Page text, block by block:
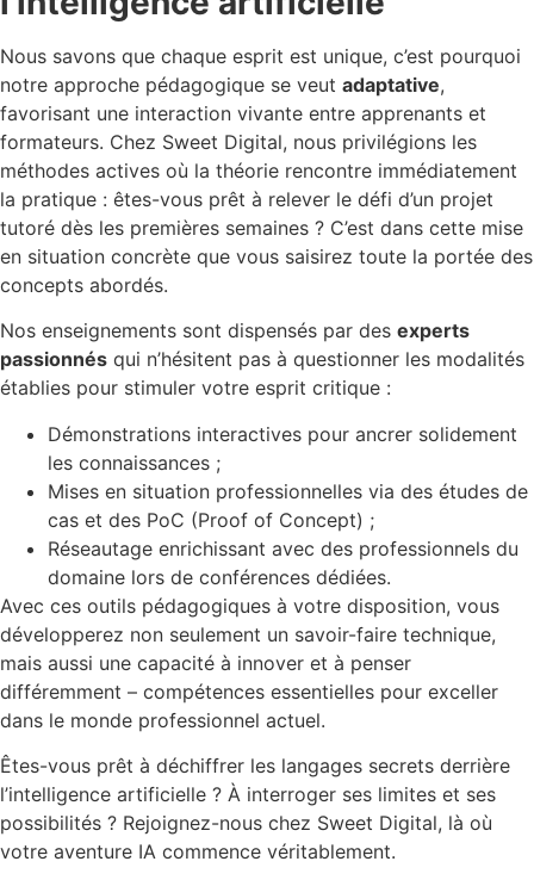
Nous savons que chaque esprit est unique, c’est pourquoi
notre approche pédagogique se veut adaptative,
favorisant une interaction vivante entre apprenants et
formateurs. Chez Sweet Digital, nous privilégions les
méthodes actives où la théorie rencontre immédiatement
la pratique : êtes-vous prêt à relever le défi d’un projet
tutoré dès les premières semaines ? C’est dans cette mise
en situation concrète que vous saisirez toute la portée des
concepts abordés.
Nos enseignements sont dispensés par des experts
passionnés qui n’hésitent pas à questionner les modalités
établies pour stimuler votre esprit critique :
Démonstrations interactives pour ancrer solidement
les connaissances ;
Mises en situation professionnelles via des études de
cas et des PoC (Proof of Concept) ;
Réseautage enrichissant avec des professionnels du
domaine lors de conférences dédiées.
Avec ces outils pédagogiques à votre disposition, vous
développerez non seulement un savoir-faire technique,
mais aussi une capacité à innover et à penser
différemment – compétences essentielles pour exceller
dans le monde professionnel actuel.
Êtes-vous prêt à déchiffrer les langages secrets derrière
l’intelligence artificielle ? À interroger ses limites et ses
possibilités ? Rejoignez-nous chez Sweet Digital, là où
votre aventure IA commence véritablement.